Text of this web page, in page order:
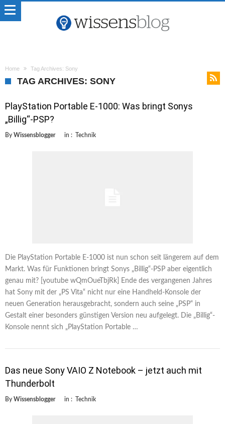
Home Tag Archives: Sony
TAG ARCHIVES: SONY
PlayStation Portable E-1000: Was bringt Sonys
„Billig“-PSP?
By Wissensblogger in : Technik
Die PlayStation Portable E-1000 ist nun schon seit längerem auf dem
Markt. Was für Funktionen bringt Sonys „Billig“-PSP aber eigentlich
genau mit? [youtube wQmOueTbjRk] Ende des vergangenen Jahres
hat Sony mit der „PS Vita“ nicht nur eine Handheld-Konsole der
neuen Generation herausgebracht, sondern auch seine „PSP“ in
Gestalt einer besonders günstigen Version neu aufgelegt. Die „Billig“-
Konsole nennt sich „PlayStation Portable …
Das neue Sony VAIO Z Notebook – jetzt auch mit
Thunderbolt
By Wissensblogger in : Technik